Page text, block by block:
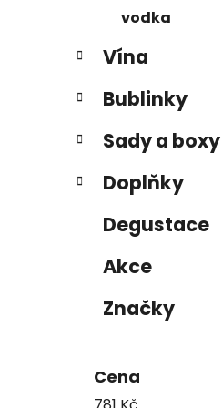
vodka
Vína
Bublinky
Sady a boxy
Doplňky
Degustace
Akce
Značky
Cena